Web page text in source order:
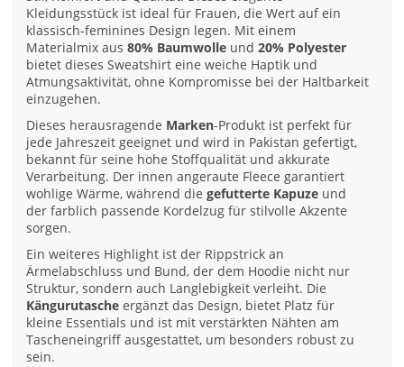
Kleidungsstück ist ideal für Frauen, die Wert auf ein
klassisch-feminines Design legen. Mit einem
Materialmix aus80% Baumwolle und20% Polyester
bietet dieses Sweatshirt eine weiche Haptik und
Atmungsaktivität, ohne Kompromisse bei der Haltbarkeit
einzugehen.
Dieses herausragende Marken-Produkt ist perfekt für
jede Jahreszeit geeignet und wird in Pakistan gefertigt,
bekannt für seine hohe Stoffqualität und akkurate
Verarbeitung. Der innen angeraute Fleece garantiert
wohlige Wärme, während diegefutterte Kapuze und
der farblich passende Kordelzug für stilvolle Akzente
sorgen.
Ein weiteres Highlight ist der Rippstrick an
Ärmelabschluss und Bund, der dem Hoodie nicht nur
Struktur, sondern auch Langlebigkeit verleiht. Die
Kängurutasche ergänzt das Design, bietet Platz für
kleine Essentials und ist mit verstärkten Nähten am
Tascheneingriff ausgestattet, um besonders robust zu
sein.